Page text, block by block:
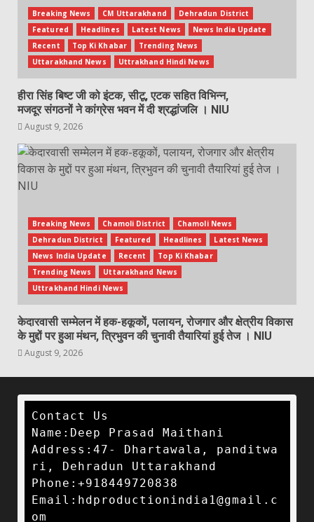
Breaking News CM Uttarakhand
Dehradun District
Featured
Headlines Latest News
News India Update
Recent
Top Ki Khabar
Trending News
Uttarakhand News
Uttrakhand Hindi News
हीरा सिंह बिष्ट जी को इंटक, सीटू, एटक सहित विभिन्न,
मजदूर संगठनों ने कांग्रेस भवन में दी श्रद्धांजलि । NIU
August 9, 2026
Breaking News Chamoli District
Chamoli News
Dehradun District
Featured Headlines
Latest News
News India Update
Recent
Top Ki Khabar
Trending News
Uttarakhand News
Uttrakhand Hindi News
केदारवासी सम्मेलन में हक-हकूकों, पलायन, रोजगार और क्षेत्रीय विकास
के मुद्दों पर हुआ मंथन, त्रिभुवन की चुनावी तैयारियां हुई तेज । NIU
August 9, 2026
Contact Us
Name:Deep Prasad Maithani
Address:47- Dhartawala, panditwa
ri, Dehradun Uttarakhand
Phone:+918449720838
Email:hdproductionindia1@gmail.c
om